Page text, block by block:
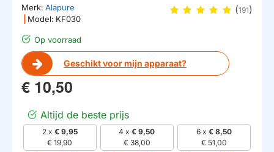
Op voorraad
Geschikt voor mijn apparaat?
Merk: Alapure
Model: KF030
(191)
€ 10,50
Altijd de beste prijs
2 x € 9,95
€ 19,90
4 x€ 9,50
€ 38,00
6 x € 8,50
€ 51,00